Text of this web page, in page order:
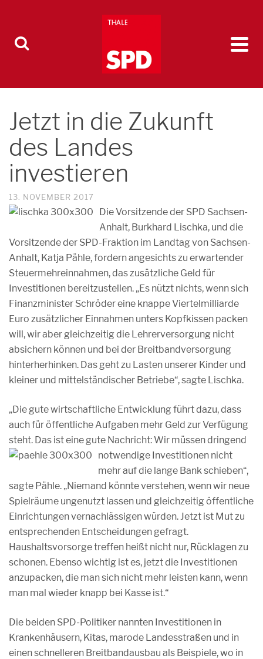
Jetzt in die Zukunft
des Landes
investieren
13. NOVEMBER 2017
Die Vorsitzende der SPD Sachsen-
Anhalt, Burkhard Lischka, und die
Vorsitzende der SPD-Fraktion im Landtag von Sachsen-
Anhalt, Katja Pähle, fordern angesichts zu erwartender
Steuermehreinnahmen, das zusätzliche Geld für
Investitionen bereitzustellen. „Es nützt nichts, wenn sich
Finanzminister Schröder eine knappe Viertelmilliarde
Euro zusätzlicher Einnahmen unters Kopfkissen packen
will, wir aber gleichzeitig die Lehrerversorgung nicht
absichern können und bei der Breitbandversorgung
hinterherhinken. Das geht zu Lasten unserer Kinder und
kleiner und mittelständischer Betriebe“, sagte Lischka.
„Die gute wirtschaftliche Entwicklung führt dazu, dass
auch für öffentliche Aufgaben mehr Geld zur Verfügung
steht. Das ist eine gute Nachricht: Wir müssen dringend
notwendige Investitionen nicht
mehr auf die lange Bank schieben“,
sagte Pähle. „Niemand könnte verstehen, wenn wir neue
Spielräume ungenutzt lassen und gleichzeitig öffentliche
Einrichtungen vernachlässigen würden. Jetzt ist Mut zu
entsprechenden Entscheidungen gefragt.
Haushaltsvorsorge treffen heißt nicht nur, Rücklagen zu
schonen. Ebenso wichtig ist es, jetzt die Investitionen
anzupacken, die man sich nicht mehr leisten kann, wenn
man mal wieder knapp bei Kasse ist.“
Die beiden SPD-Politiker nannten Investitionen in
Krankenhäusern, Kitas, marode Landesstraßen und in
einen schnelleren Breitbandausbau als Beispiele, wo in